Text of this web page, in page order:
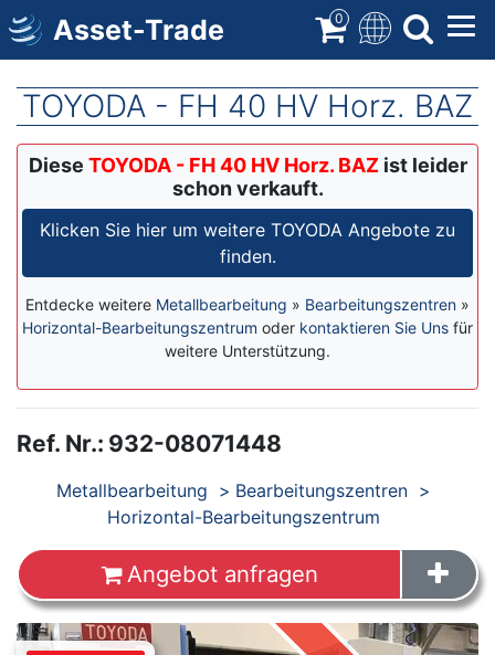
Direkt
zum
Inhalt
Asset-Trade 0
TOYODA - FH 40 HV Horz. BAZ
Diese TOYODA - FH 40 HV Horz. BAZ ist leider
schon verkauft.
Klicken Sie hier um weitere TOYODA Angebote zu
finden.
Entdecke weitere Metallbearbeitung » Bearbeitungszentren »
Horizontal-Bearbeitungszentrum oder kontaktieren Sie Uns für
weitere Unterstützung.
Ref. Nr.: 932-08071448
ProdukteMetallbearbeitung
Bearbeitungszentren
Horizontal-Bearbeitungszentrum
Angebot anfragen